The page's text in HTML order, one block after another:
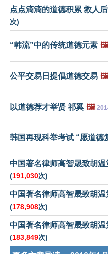
点点滴滴的道德积累 救人
次)
“韩流”中的传统道德元素
公平交易日提倡道德交易
以道德荐才举贤 祁奚 🖼️
韩国再现科举考试 “愿道德
中国著名律师高智晟致胡
(191,030次)
中国著名律师高智晟致胡
(178,908次)
中国著名律师高智晟致胡
(183,849次)